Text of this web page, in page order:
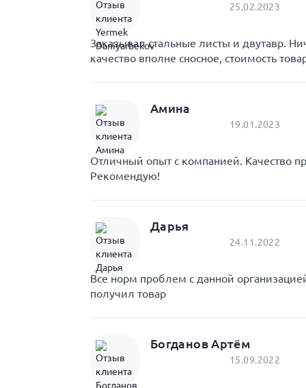
25.02.2023
Заказывал стальные листы и двутавр.
качество вполне сносное, стоимость
Амина
19.01.2023
Отличный опыт с компанией. Качество
Рекомендую!
Дарья
24.11.2022
Все норм проблем с данной
получил товар
Богданов Артём
15.09.2022